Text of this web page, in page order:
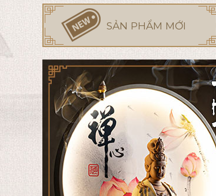
SẢN PHẨM MỚI